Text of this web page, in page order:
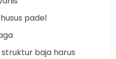
padel
baja harus